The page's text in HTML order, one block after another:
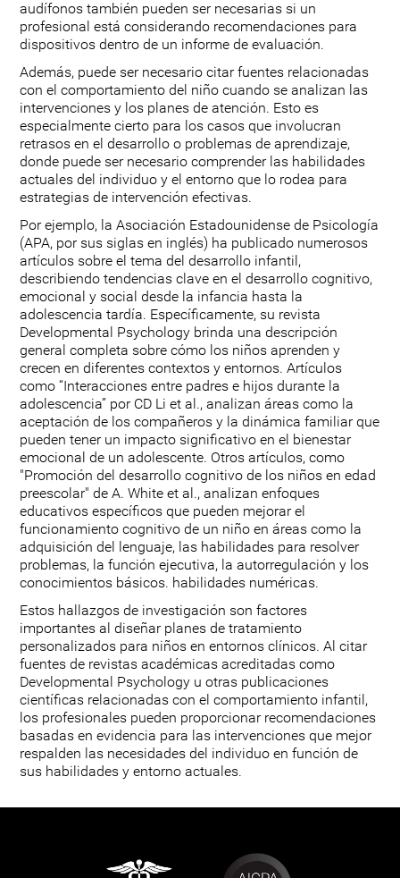
audífonos también pueden ser necesarias si un
profesional está considerando recomendaciones para
dispositivos dentro de un informe de evaluación.
Además, puede ser necesario citar fuentes relacionadas
con el comportamiento del niño cuando se analizan las
intervenciones y los planes de atención. Esto es
especialmente cierto para los casos que involucran
retrasos en el desarrollo o problemas de aprendizaje,
donde puede ser necesario comprender las habilidades
actuales del individuo y el entorno que lo rodea para
estrategias de intervención efectivas.
Por ejemplo, la Asociación Estadounidense de Psicología
(APA, por sus siglas en inglés) ha publicado numerosos
artículos sobre el tema del desarrollo infantil,
describiendo tendencias clave en el desarrollo cognitivo,
emocional y social desde la infancia hasta la
adolescencia tardía. Específicamente, su revista
Developmental Psychology brinda una descripción
general completa sobre cómo los niños aprenden y
crecen en diferentes contextos y entornos. Artículos
como “Interacciones entre padres e hijos durante la
adolescencia” por CD Li et al., analizan áreas como la
aceptación de los compañeros y la dinámica familiar que
pueden tener un impacto significativo en el bienestar
emocional de un adolescente. Otros artículos, como
"Promoción del desarrollo cognitivo de los niños en edad
preescolar" de A. White et al., analizan enfoques
educativos específicos que pueden mejorar el
funcionamiento cognitivo de un niño en áreas como la
adquisición del lenguaje, las habilidades para resolver
problemas, la función ejecutiva, la autorregulación y los
conocimientos básicos. habilidades numéricas.
Estos hallazgos de investigación son factores
importantes al diseñar planes de tratamiento
personalizados para niños en entornos clínicos. Al citar
fuentes de revistas académicas acreditadas como
Developmental Psychology u otras publicaciones
científicas relacionadas con el comportamiento infantil,
los profesionales pueden proporcionar recomendaciones
basadas en evidencia para las intervenciones que mejor
respalden las necesidades del individuo en función de
sus habilidades y entorno actuales.